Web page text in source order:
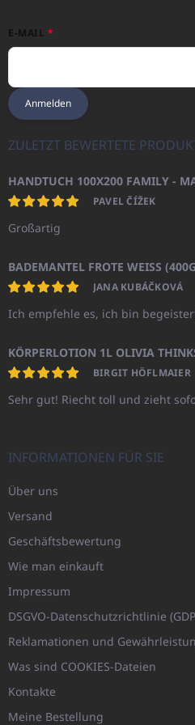
E-MAIL
Anmelden
ZULETZT BEWERTETE
HANDTUCH 100X200 FAMILY -
PAVEL ČÍŽEK
Großartig
BADEMANTEL FROTE WEISS
JANA KUBÁČKOVÁ
Ich empfehle es, ich bin
BIRGIT HÖFLMAIER
Sehr gut! Riecht toll und zieht
INFORMATIONEN FÜR SIE
Über uns
Versand
Geschäftsbewertung
Wie man einkauft
Impressum
DSGVO-Datenschutzrichtlinie
Reklamationen und
Was sind COOKIES-Dateien
Kontakte
Meine Bestellung